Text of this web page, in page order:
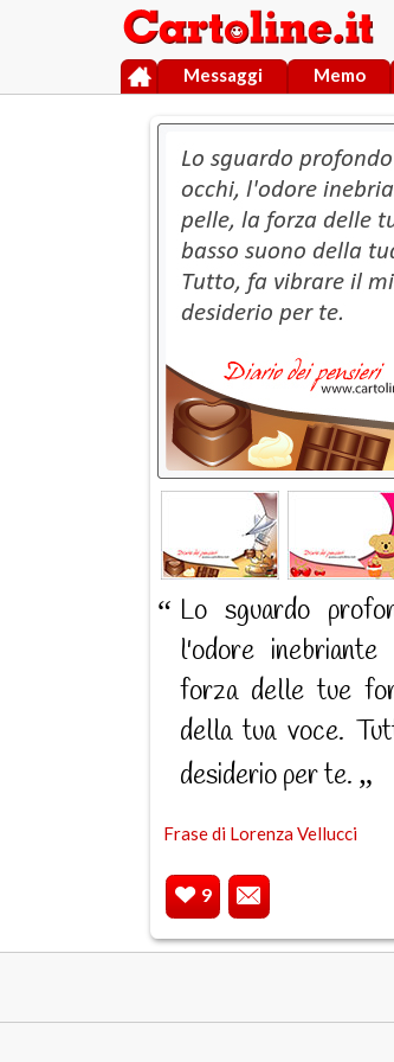
Messaggi Memo
Lo sguardo
l'odore
forza delle tue
della tua voce.
desiderio per te.
Frase di Lorenza Vellucci
9